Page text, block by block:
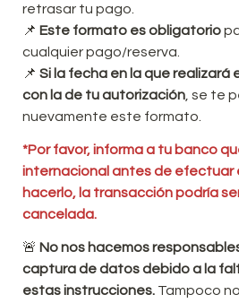
retrasar tu pago.
📌 Este formato es obligatorio
cualquier pago/reserva.
📌 Si la fecha en la que realizará
con la de tu autorización , se te
nuevamente este formato.
*Por favor, informa a tu banco
internacional antes de efectuar
hacerlo, la transacción podría
cancelada.
🚨 No nos hacemos
captura de datos debido a la
estas instrucciones. Tampoco